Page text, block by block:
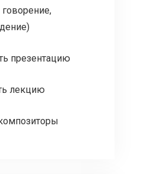
говорение,
презентацию
лекцию